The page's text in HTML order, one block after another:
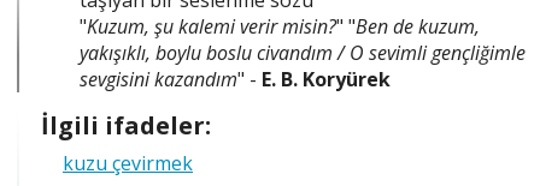
"Kuzum, şu kalemi verir misin?" "Ben de kuzum,
yakışıklı, boylu boslu civandım / O sevimli gençliğimle
sevgisini kazandım" - E. B. Koryürek
İlgili ifadeler:
kuzu çevirmek